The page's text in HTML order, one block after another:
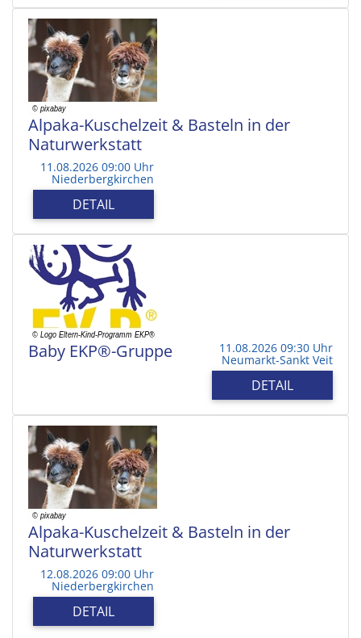
Alpaka-Kuschelzeit & Basteln in der
Naturwerkstatt
11.08.2026 09:00 Uhr
Niederbergkirchen
DETAIL
Baby EKP®-Gruppe 11.08.2026 09:30 Uhr
Neumarkt-Sankt Veit
DETAIL
Alpaka-Kuschelzeit & Basteln in der
Naturwerkstatt
12.08.2026 09:00 Uhr
Niederbergkirchen
DETAIL